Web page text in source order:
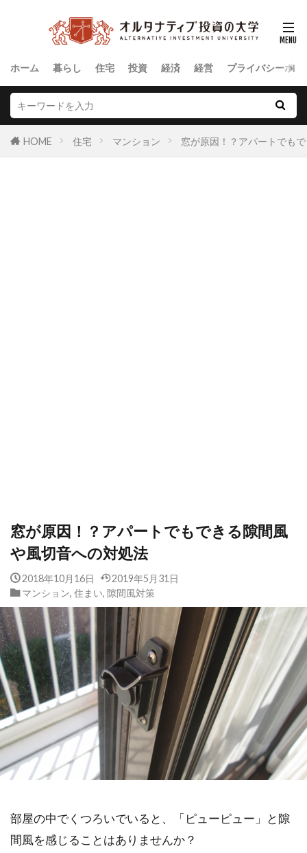
ホーム 暮らし 住宅 投資 経済 経営 プライバシーポリ
HOME 住宅 マンション 窓が原因！？アパートでも
窓が原因！？アパートでもできる隙間風
や風切音への対処法
2018年10月16日
2019年5月31日
マンション, 住まい, 隙間風対策
部屋の中でくつろいでいると、「ピューピュー」と隙
間風を感じることはありませんか？